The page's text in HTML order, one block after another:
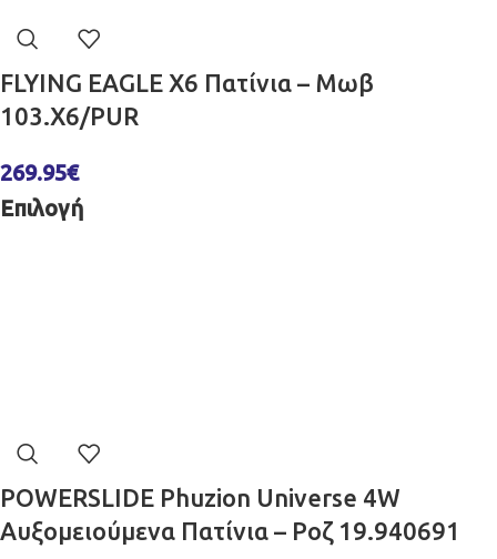
FLYING EAGLE X6 Πατίνια – Μωβ
103.X6/PUR
269.95€
Επιλογή
POWERSLIDE Phuzion Universe 4W
Αυξομειούμενα Πατίνια – Ροζ 19.940691